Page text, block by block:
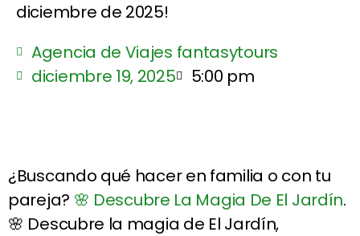
diciembre de 2025!
Agencia de Viajes fantasytours
diciembre 19, 2025
5:00 pm
¿Buscando qué hacer en familia o con tu
pareja? 🌸 Descubre La Magia De El Jardín.
🌸 Descubre la magia de El Jardín,